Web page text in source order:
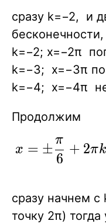
k,
k
\in
\Z
сразу k=−2, и
бесконечности,
k=−2; x=−2π
k=−3; x=−3π
k=−4; x=−4π
Продолжим
\displaystyle{
x =\pm
+2\pi k, k \in
\Z }
x = ±
6
π
+ 2πk
сразу начнем с
точку 2π) тогда